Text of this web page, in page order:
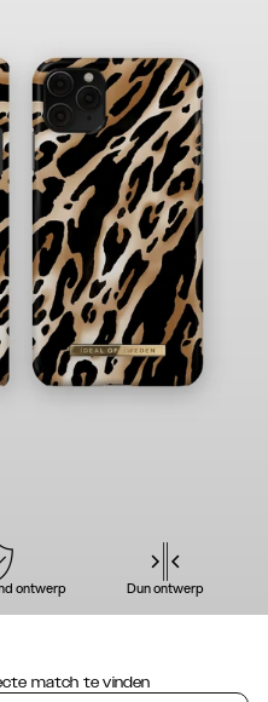
ontwerp Dun ontwerp
match te vinden